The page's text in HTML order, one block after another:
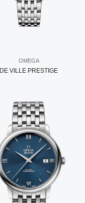
OMEGA
DE VILLE PRESTIGE